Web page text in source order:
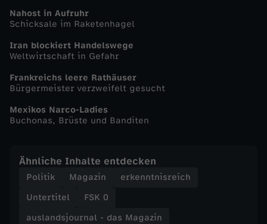
l
-
d
a
s
M
a
g
Nahost in Aufruhr
Schicksale im Raketenhagel
Iran blockiert Handelswege
Weltwirtschaft in Gefahr
Frankreichs leere Rathäuser
Bürgermeister verzweifelt gesucht
Mexikos Narco-Ladies
Buchonas, Brüste und Banditen
Ähnliche Inhalte entdecken
Politik Magazin
erkenntnisreich
Untertitel
FSK 0
auslandsjournal - das Magazin